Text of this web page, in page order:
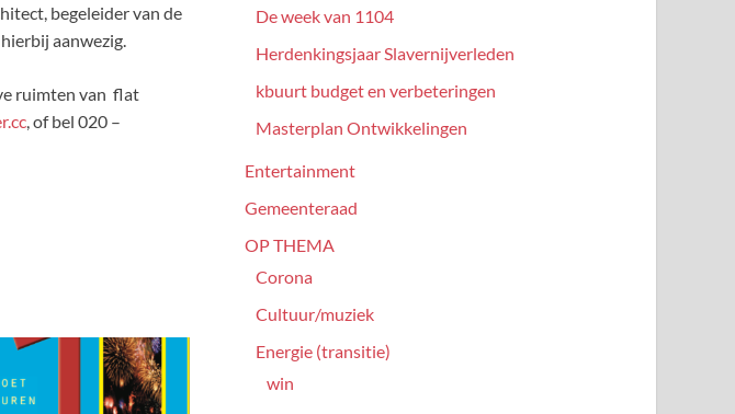
begeleider van de
aanwezig.
ruimten van flat
, of bel 020 –
De week van 1104
Herdenkingsjaar Slavernijverleden
kbuurt budget en verbeteringen
Masterplan Ontwikkelingen
Entertainment
Gemeenteraad
OP THEMA
Corona
Cultuur/muziek
Energie (transitie)
win